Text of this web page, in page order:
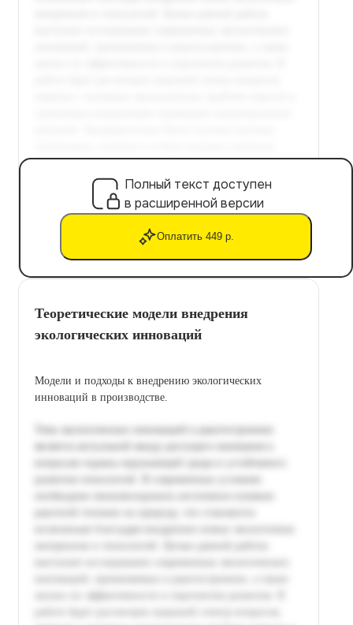
Полный текст доступен
в расширенной версии
Оплатить 449 р.
Теоретические модели внедрения
экологических инноваций
Модели и подходы к внедрению экологических
инноваций в производстве.